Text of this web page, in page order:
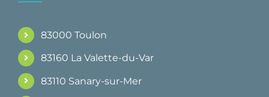
83000 Toulon
83160 La Valette-du-Var
83110 Sanary-sur-Mer